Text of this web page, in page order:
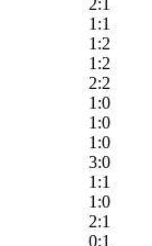
2:1
1:1
1:2
1:2
2:2
1:0
1:0
1:0
3:0
1:1
1:0
2:1
0:1